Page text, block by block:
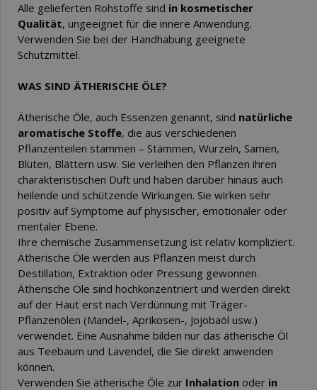
Alle gelieferten Rohstoffe sind in kosmetischer
Qualität, ungeeignet für die innere Anwendung.
Verwenden Sie bei der Handhabung geeignete
Schutzmittel.
WAS SIND ÄTHERISCHE ÖLE?
Ätherische Öle, auch Essenzen genannt, sind natürliche
aromatische Stoffe, die aus verschiedenen
Pflanzenteilen stammen – Stämmen, Wurzeln, Samen,
Blüten, Blättern usw. Sie verleihen den Pflanzen ihren
charakteristischen Duft und haben darüber hinaus auch
heilende und schützende Wirkungen. Sie wirken sehr
positiv auf Symptome auf physischer, emotionaler oder
mentaler Ebene.
Ihre chemische Zusammensetzung ist relativ kompliziert.
Ätherische Öle werden aus Pflanzen meist durch
Destillation, Extraktion oder Pressung gewonnen.
Ätherische Öle sind hochkonzentriert und werden direkt
auf der Haut erst nach Verdünnung mit Träger-
Pflanzenölen (Mandel-, Aprikosen-, Jojobaöl usw.)
verwendet. Eine Ausnahme bilden nur das ätherische Öl
aus Teebaum und Lavendel, die Sie direkt anwenden
können.
Verwenden Sie ätherische Öle zur Inhalation oder in